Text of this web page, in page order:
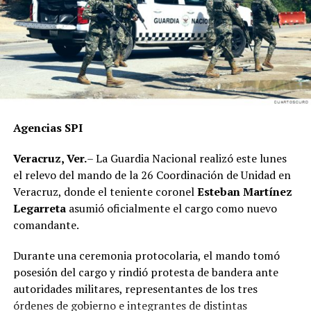
nuestro proyecto político”, concluyó
Agencias SPI
Veracruz, Ver.– La Guardia Nacional realizó este lunes
el relevo del mando de la 26 Coordinación de Unidad en
Veracruz, donde el teniente coronelEsteban Martínez
Legarretaasumió oficialmente el cargo como nuevo
comandante.
Durante una ceremonia protocolaria, el mando tomó
posesión del cargo y rindió protesta de bandera ante
autoridades militares, representantes de los tres
órdenes de gobierno e integrantes de distintas